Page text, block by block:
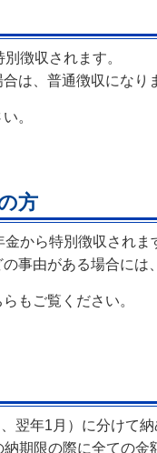
徴収されます。
は、普通徴収になり
。
方
から特別徴収されま
事由がある場合には
もご覧ください。
翌年1月）に分けて納
期限の際に全ての